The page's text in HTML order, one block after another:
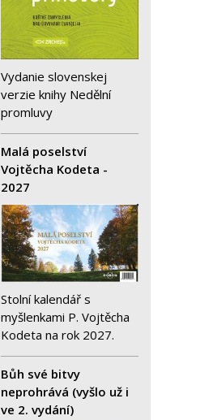
Vydanie slovenskej
verzie knihy Nedělní
promluvy
Malá poselství
Vojtěcha Kodeta -
2027
Stolní kalendář s
myšlenkami P. Vojtěcha
Kodeta na rok 2027.
Bůh své bitvy
neprohrává (vyšlo už i
ve 2. vydání)